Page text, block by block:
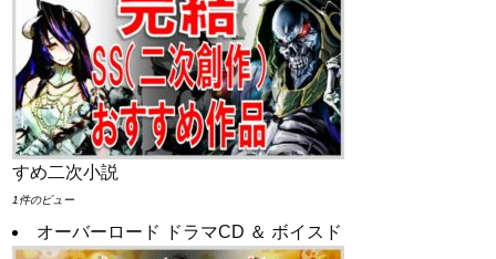
すめ二次小説
1件のビュー
オーバーロード ドラマCD ＆ ボイスド